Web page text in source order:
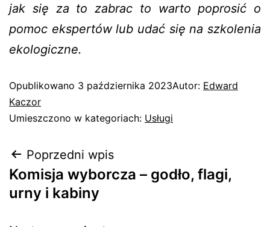
jak się za to zabrac to warto poprosić o
pomoc ekspertów lub udać się na szkolenia
ekologiczne.
Opublikowano 3 października 2023Autor: Edward
Kaczor
Umieszczono w kategoriach: Usługi
Poprzedni wpis
Komisja wyborcza – godło, flagi,
urny i kabiny